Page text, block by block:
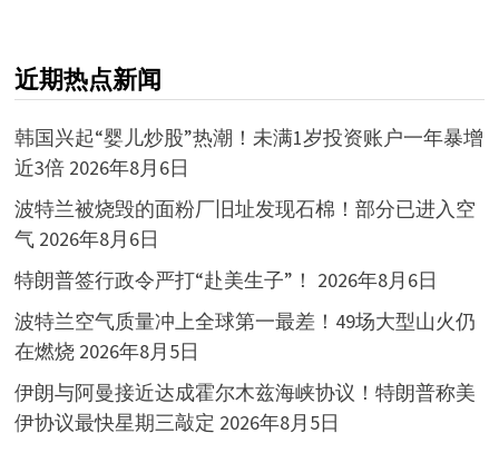
近期热点新闻
韩国兴起“婴儿炒股”热潮！未满1岁投资账户一年暴增
近3倍 2026年8月6日
波特兰被烧毁的面粉厂旧址发现石棉！部分已进入空
气 2026年8月6日
特朗普签行政令严打“赴美生子”！ 2026年8月6日
波特兰空气质量冲上全球第一最差！49场大型山火仍
在燃烧 2026年8月5日
伊朗与阿曼接近达成霍尔木兹海峡协议！特朗普称美
伊协议最快星期三敲定 2026年8月5日